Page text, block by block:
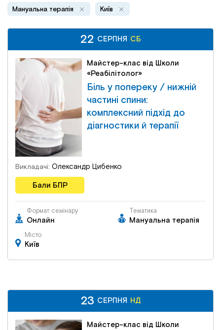
Мануальна терапія Київ
Майстер-клас від Школи
«Реабілітолог»
Біль у попереку / нижній
частині спини:
комплексний підхід до
діагностики й терапії
Викладачі: Олександр Цибенко
Бали БПР
Формат семінару
Онлайн
Тематика
Мануальна терапія
Місто
Київ
СБ 22 СЕРПНЯ
22 СЕРПНЯ СБ
Майстер-клас від Школи
НД 23 СЕРПНЯ
23 СЕРПНЯ НД
Інститут Апледжера
FAQ
Прикладна кінезіологія
Психологія, психотерапія
Масаж
Реабілітація
Естетична медицина
Остеопатичні маніпуляції по Барралю